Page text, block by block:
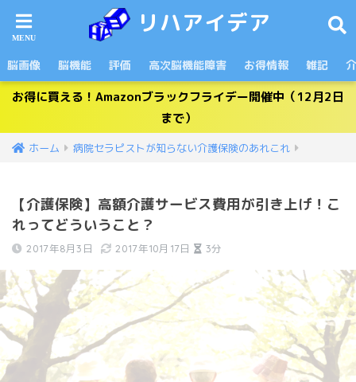
リハアイデア
脳画像 脳機能 評価 高次脳機能障害 お得情報 雑記
お得に買える！Amazonブラックフライデー開催中（12月2日
まで）
ホーム 病院セラピストが知らない介護保険のあれこれ
【介護保険】高額介護サービス費用が引き上げ！こ
れってどういうこと？
2017年8月3日 2017年10月17日 3分